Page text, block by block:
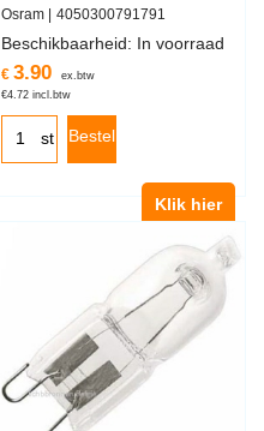
€ 3.90
ex.btw
€4.72 incl.btw
Osram 4050300791791
Beschikbaarheid: In voorraad
st Bestel
Klik hier